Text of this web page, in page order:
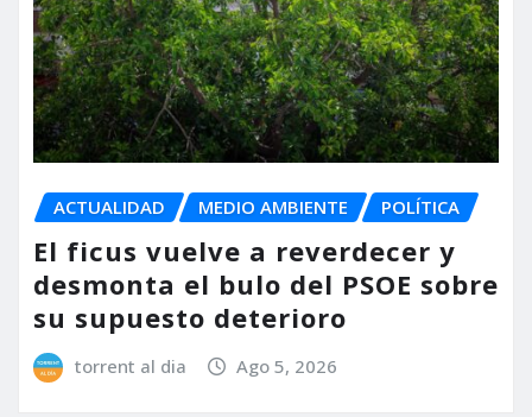
ACTUALIDAD MEDIO AMBIENTE POLÍTICA
El ficus vuelve a reverdecer y
desmonta el bulo del PSOE sobre
su supuesto deterioro
torrent al dia Ago 5, 2026